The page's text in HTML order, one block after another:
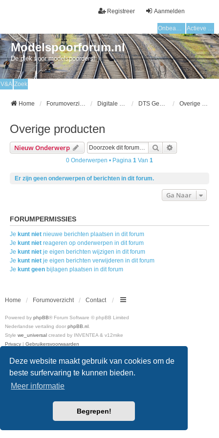
Deze website maakt gebruik van cookies om de
beste surfervaring te kunnen bieden.
Meer informatie
Begrepen!
Aanmelden
Registreer
Onbeantwoorde onderwerpen Actieve onderwerpen
Modelspoorforum.nl
De plek voor modelspoorders!
V&A Zoek
Home Forumoverzicht Digitale modelspoor DTS Gebruikersgroep Overige producten
Overige producten
Nieuw Onderwerp Zoek
0 Onderwerpen • Pagina 1 Van 1
Er zijn geen onderwerpen of berichten in dit forum.
Ga Naar
FORUMPERMISSIES
Je kunt niet nieuwe berichten plaatsen in dit forum
Je kunt niet reageren op onderwerpen in dit forum
Je kunt niet je eigen berichten wijzigen in dit forum
Je kunt niet je eigen berichten verwijderen in dit forum
Je kunt geen bijlagen plaatsen in dit forum
Home Forumoverzicht Contact
Powered by phpBB® Forum Software © phpBB Limited
Nederlandse vertaling door phpBB.nl
Style we_universal created by INVENTEA & v12mike
Privacy | Gebruikersvoorwaarden